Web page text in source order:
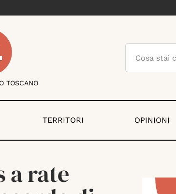
TOSCANO
TERRITORI OPINIONI
a rate